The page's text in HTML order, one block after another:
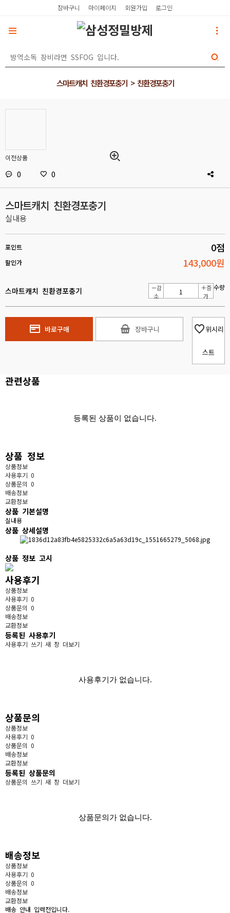
장바구니 마이페이지 회원가입 로그인
스마트캐치 친환경포충기 > 친환경포충기
이전상품
0 0
스마트캐치 친환경포충기
실내용
포인트 0점
할인가 143,000원
스마트캐치 친환경포충기 수량
감
소
증
가
바로구매 장바구니 위시리
스트
관련상품
등록된 상품이 없습니다.
상품 정보
상품정보
사용후기 0
상품문의 0
배송정보
교환정보
상품 기본설명
실내용
상품 상세설명
상품 정보 고시
사용후기
상품정보
사용후기 0
상품문의 0
배송정보
교환정보
등록된 사용후기
사용후기 쓰기 새 창 더보기
사용후기가 없습니다.
상품문의
상품정보
사용후기 0
상품문의 0
배송정보
교환정보
등록된 상품문의
상품문의 쓰기 새 창 더보기
상품문의가 없습니다.
배송정보
상품정보
사용후기 0
상품문의 0
배송정보
교환정보
배송 안내 입력전입니다.